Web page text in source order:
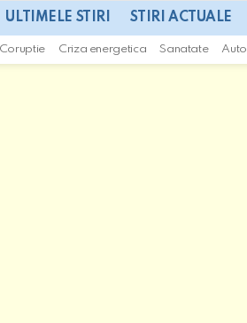
ULTIMELE STIRI STIRI ACTUALE
Coruptie Criza energetica Sanatate Auto